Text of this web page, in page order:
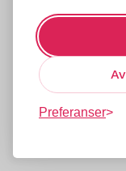
Preferanser